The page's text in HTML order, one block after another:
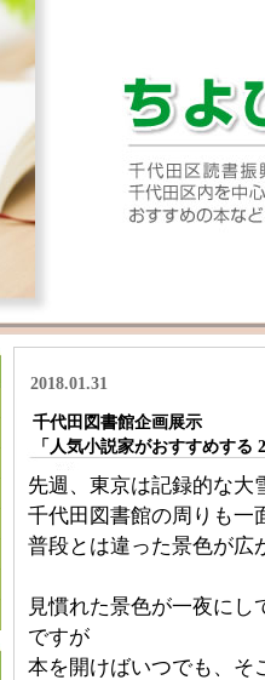
2018.01.31
千代田図書館企画展示
「人気小説家がおすすめす
先週、東京は記録的な大
千代田図書館の周りも一
普段とは違った景色が広
見慣れた景色が一夜に
ですが
本を開けばいつでも、そ